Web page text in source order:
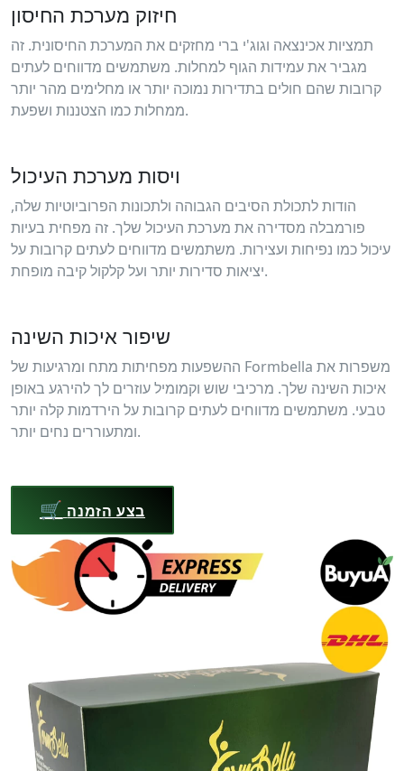
חיזוק מערכת החיסון
תמציות אכינצאה וגוג'י ברי מחזקים את המערכת החיסונית. זה
מגביר את עמידות הגוף למחלות. משתמשים מדווחים לעתים
קרובות שהם חולים בתדירות נמוכה יותר או מחלימים מהר יותר
ממחלות כמו הצטננות ושפעת.
ויסות מערכת העיכול
הודות לתכולת הסיבים הגבוהה ולתכונות הפרוביוטיות שלה,
פורמבלה מסדירה את מערכת העיכול שלך. זה מפחית בעיות
עיכול כמו נפיחות ועצירות. משתמשים מדווחים לעתים קרובות על
יציאות סדירות יותר ועל קלקול קיבה מופחת.
שיפור איכות השינה
ההשפעות מפחיתות מתח ומרגיעות של Formbella משפרות את
איכות השינה שלך. מרכיבי שוש וקמומיל עוזרים לך להירגע באופן
טבעי. משתמשים מדווחים לעתים קרובות על הירדמות קלה יותר
ומתעוררים נחים יותר.
🛒 בצע הזמנה